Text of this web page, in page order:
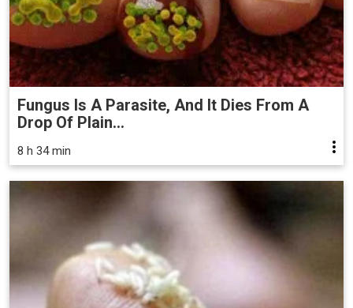
Fungus Is A Parasite, And It Dies From A
Drop Of Plain...
8 h 34 min